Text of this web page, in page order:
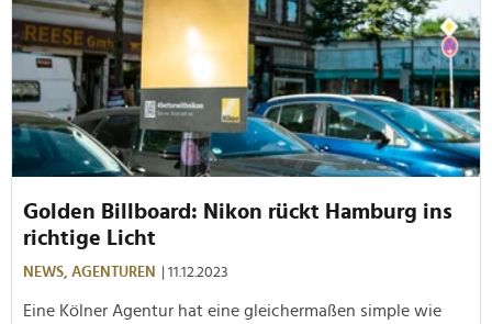
Golden Billboard: Nikon rückt Hamburg ins
richtige Licht
NEWS, AGENTUREN | 11.12.2023
Eine Kölner Agentur hat eine gleichermaßen simple wie